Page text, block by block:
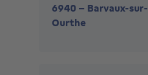
6940 - Barvaux-sur-
Ourthe